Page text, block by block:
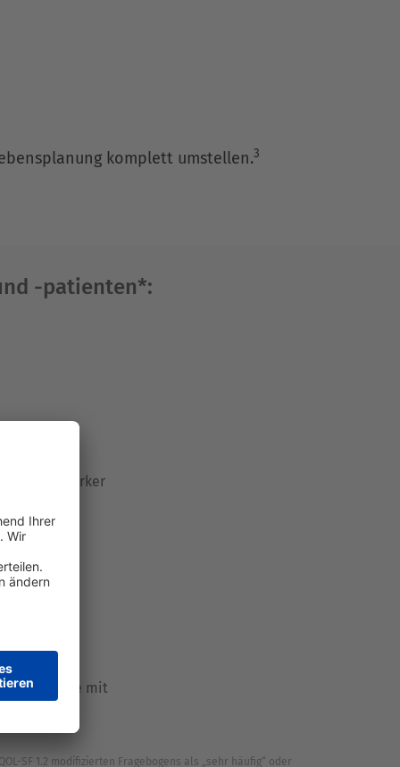
komplett umstellen.3
-patienten*:
unter starker
Probleme mit
SF 1.2 modifizierten Fragebogens als „sehr häufig“ oder